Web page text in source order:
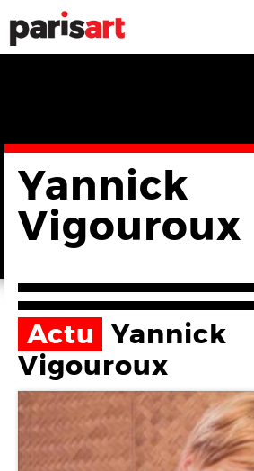
Yannick
Vigouroux
Actu Yannick
Vigouroux